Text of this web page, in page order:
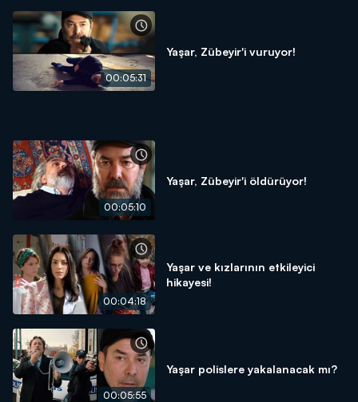
00:05:31
Yaşar, Zübeyir'i vuruyor!
00:05:10
Yaşar, Zübeyir'i öldürüyor!
00:04:18
Yaşar ve kızlarının etkileyici
hikayesi!
00:05:55
Yaşar polislere yakalanacak mı?